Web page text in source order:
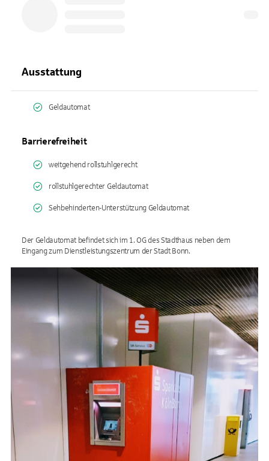
Ausstattung
Geldautomat
Barrierefreiheit
weitgehend rollstuhlgerecht
rollstuhlgerechter Geldautomat
Sehbehinderten-Unterstützung Geldautomat
Der Geldautomat befindet sich im 1. OG des Stadthaus neben dem
Eingang zum Dienstleistungszentrum der Stadt Bonn.